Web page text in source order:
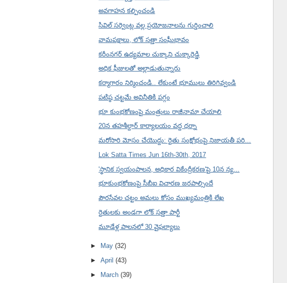
అవగాహన కల్పించండి
సివిల్ సర్వెంట్ల వల్ల ప్రయోజనాలను గుర్తించాలి
వామపక్షాలు, లోక్ సత్తా సంఘీభావం
కరీంనగర్ ఉద్యమాల చుక్కాని చుక్కారెడ్డి
అధిక ఫీజులతో అల్లాడుతున్నారు
కర్మాగారం నిర్మించండి.. లేకుంటే భూములు తిరిగివ్వండి
పటిష్ఠ చట్టమే అవినీతికి పగ్గం
భూ కుంభకోణంపై మంత్రులు రాజీనామా చేయాలి
20న తహశీల్దార్ కార్యాలయం వద్ద ధర్నా
మరోసారి మోసం చేయొద్దు: రైతు సంక్షోభంపై నిజాయతీ పరి...
Lok Satta Times Jun 16th-30th, 2017
'స్థానిక స్వయంపాలన, అధికార వికేంద్రీకరణ'పై 10న న్య...
భూకుంభకోణంపై సీబీఐ విచారణ జరపాల్సిందే
పౌరసేవల చట్టం అమలు కోసం ముఖ్యమంత్రికి లేఖ
రైతులకు అండగా లోక్ సత్తా పార్టీ
మూడేళ్ల పాలనలో 30 వైఫల్యాలు
► May(32)
►April(43)
► March(39)